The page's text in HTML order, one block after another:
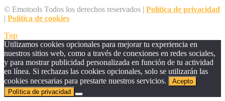
© Emotools Todos los derechos reservados | Política de privacidad
| Política de cookies
Top
Utilizamos cookies opcionales para mejorar tu experiencia en
nuestros sitios web, como a través de conexiones en redes sociales,
y para mostrar publicidad personalizada en función de tu actividad
en línea. Si rechazas las cookies opcionales, solo se utilizarán las
cookies necesarias para prestarte nuestros servicios.
Acepto
Política de privacidad